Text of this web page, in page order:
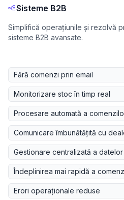
Sisteme B2B
Simplifică operațiunile și rezolvă
sisteme B2B avansate.
Fără comenzi prin email
Monitorizare stoc în timp real
Procesare automată a
Comunicare îmbunătățită cu
Gestionare centralizată a datelor
Îndeplinirea mai rapidă a
Erori operaționale reduse